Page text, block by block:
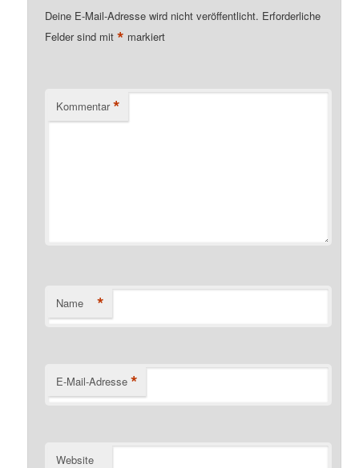
Deine E-Mail-Adresse wird nicht veröffentlicht. Erforderliche
Felder sind mit* markiert
Kommentar *
Name *
E-Mail-Adresse *
Website